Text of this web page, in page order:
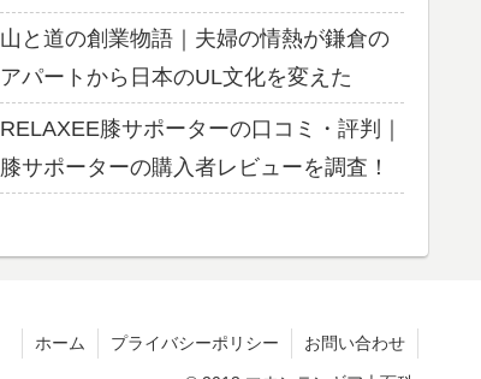
山と道の創業物語｜夫婦の情熱が鎌倉の
アパートから日本のUL文化を変えた
RELAXEE膝サポーターの口コミ・評判｜
膝サポーターの購入者レビューを調査！
ホーム プライバシーポリシー お問い合わせ